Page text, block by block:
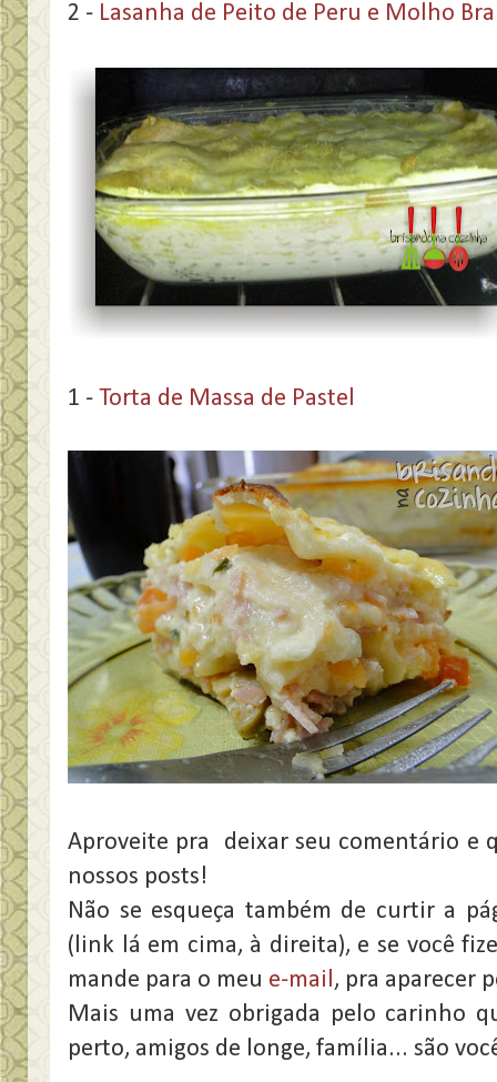
2 - Lasanha de Peito de Peru e Molho
1 - Torta de Massa de Pastel
Aproveite pra deixar seu comentário e
nossos posts!
Não se esqueça também de curtir a
(link lá em cima, à direita), e se você
mande para o meu e-mail, pra aparecer
Mais uma vez obrigada pelo carinho
perto, amigos de longe, família... são